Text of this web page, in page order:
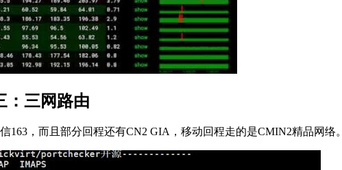
：三网路由
163，而且部分回程还有CN2 GIA，移动回程走的是CMIN2精品网络。